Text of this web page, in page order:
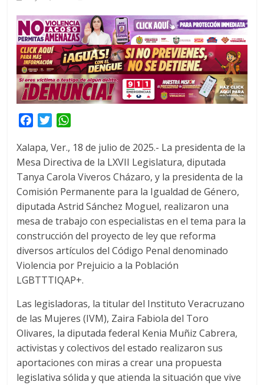
c
e
b
o
o
k
T
i
t
t
e
r
a
t
s
A
p
p
Xalapa, Ver., 18 de julio de 2025.- La presidenta de la
Mesa Directiva de la LXVII Legislatura, diputada
Tanya Carola Viveros Cházaro, y la presidenta de la
Comisión Permanente para la Igualdad de Género,
diputada Astrid Sánchez Moguel, realizaron una
mesa de trabajo con especialistas en el tema para la
construcción del proyecto de ley que reforma
diversos artículos del Código Penal denominado
Violencia por Prejuicio a la Población
LGBTTTIQAP+.
Las legisladoras, la titular del Instituto Veracruzano
de las Mujeres (IVM), Zaira Fabiola del Toro
Olivares, la diputada federal Kenia Muñiz Cabrera,
activistas y colectivos del estado realizaron sus
aportaciones con miras a crear una propuesta
legislativa sólida y que atienda la situación que vive